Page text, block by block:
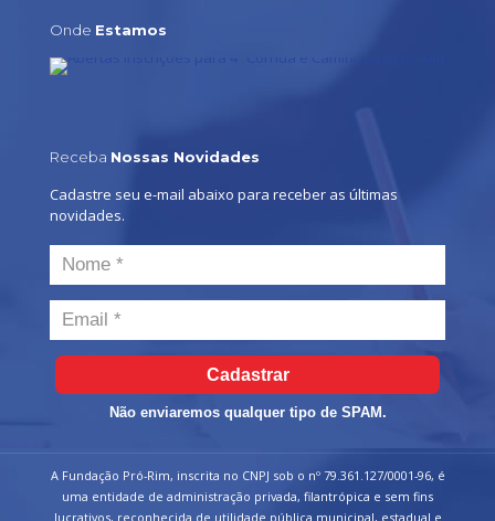
Onde Estamos
Receba Nossas Novidades
Cadastre seu e-mail abaixo para receber as últimas
novidades.
Cadastrar
Não enviaremos qualquer tipo de SPAM.
A Fundação Pró-Rim, inscrita no CNPJ sob o nº 79.361.127/0001-96, é
uma entidade de administração privada, filantrópica e sem fins
lucrativos, reconhecida de utilidade pública municipal, estadual e